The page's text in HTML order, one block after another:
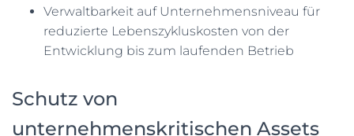
Verwaltbarkeit auf Unternehmensniveau für
reduzierte Lebenszykluskosten von der
Entwicklung bis zum laufenden Betrieb
Schutz von
unternehmenskritischen Assets